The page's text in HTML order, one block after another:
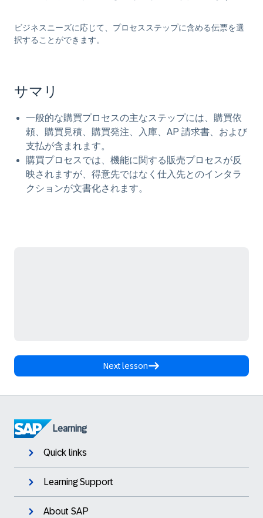
ビジネスニーズに応じて、プロセスステップに含める伝票を選
択することができます。
サマリ
一般的な購買プロセスの主なステップには、購買依
頼、購買見積、購買発注、入庫、AP 請求書、および
支払が含まれます。
購買プロセスでは、機能に関する販売プロセスが反
映されますが、得意先ではなく仕入先とのインタラ
クションが文書化されます。
Next lesson
Learning
Quick links
Learning Support
About SAP